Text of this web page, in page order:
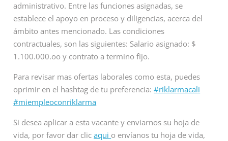
administrativo. Entre las funciones asignadas, se
establece el apoyo en proceso y diligencias, acerca del
ámbito antes mencionado. Las condiciones
contractuales, son las siguientes: Salario asignado: $
1.100.000.oo y contrato a termino fijo.
Para revisar mas ofertas laborales como esta, puedes
oprimir en el hashtag de tu preferencia:#riklarmacali
#miempleoconriklarma
Si desea aplicar a esta vacante y enviarnos su hoja de
vida, por favor dar clicaqui o envíanos tu hoja de vida,